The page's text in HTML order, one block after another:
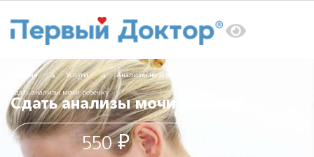
Главная Услуги Анализы на дому
Сдать анализы мочи ребенку
Сдать анализы мочи ребенку
550 ₽